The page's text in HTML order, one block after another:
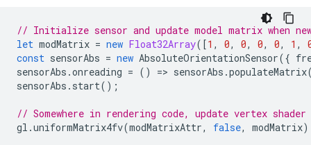
// Initialize sensor and update model matrix when
let modMatrix = new Float32Array([1 , 0, 0, 0, 0, 1 ,
const sensorAbs = new AbsoluteOrientationSensor({
sensorAbs .onreading = () => sensorAbs .populateMatrix
sensorAbs . start();
// Somewhere in rendering code, update vertex
gl .uniformMatrix4fv(modMatrixAttr, false, modMatrix